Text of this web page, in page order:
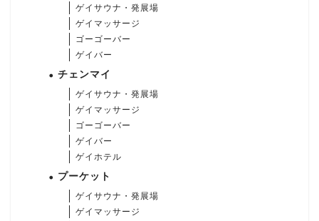
ゲイサウナ・発展場
ゲイマッサージ
ゴーゴーバー
ゲイバー
チェンマイ
ゲイサウナ・発展場
ゲイマッサージ
ゴーゴーバー
ゲイバー
ゲイホテル
プーケット
ゲイサウナ・発展場
ゲイマッサージ